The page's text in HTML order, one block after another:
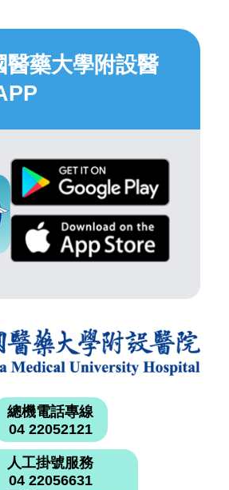
醫藥大學附設醫
總機電話專線
04 22052121
人工掛號服務
04 22056631